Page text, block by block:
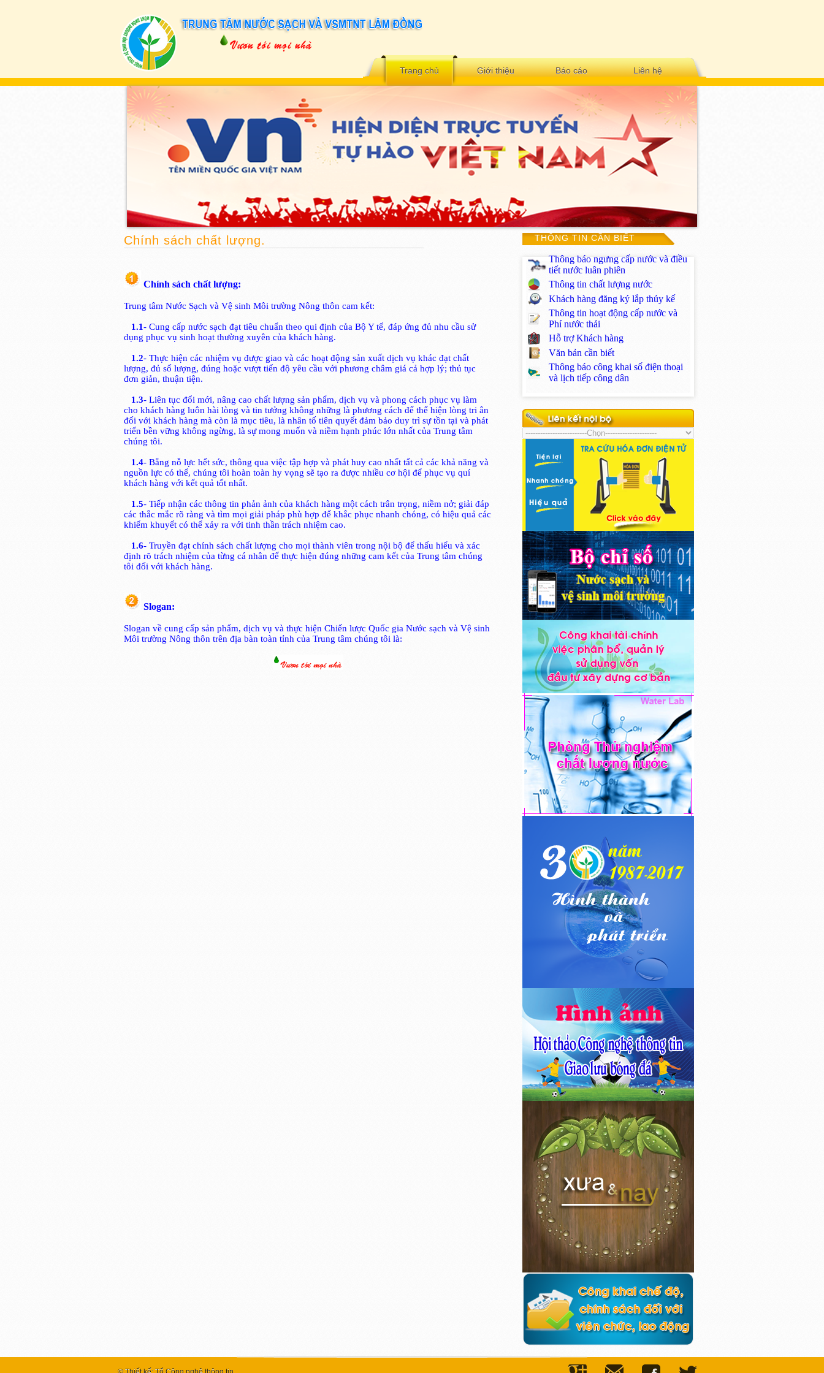
Trang chủ Giới thiệu Báo cáo Liên hệ
Chính sách chất lượng.
Chính sách chất lượng:
Trung tâm Nước Sạch và Vệ sinh Môi trường Nông thôn cam kết:
1.1- Cung cấp nước sạch đạt tiêu chuẩn theo qui định của Bộ Y tế, đáp ứng đủ nhu cầu sử
dụng phục vụ sinh hoạt thường xuyên của khách hàng.
1.2- Thực hiện các nhiệm vụ được giao và các hoạt động sản xuất dịch vụ khác đạt chất
lượng, đủ số lượng, đúng hoặc vượt tiến độ yêu cầu với phương châm giá cả hợp lý; thủ tục
đơn giản, thuận tiện.
1.3- Liên tục đổi mới, nâng cao chất lượng sản phẩm, dịch vụ và phong cách phục vụ làm
cho khách hàng luôn hài lòng và tin tưởng không những là phương cách để thể hiện lòng tri ân
đối với khách hàng mà còn là mục tiêu, là nhân tố tiên quyết đảm bảo duy trì sự tồn tại và phát
triển bền vững không ngừng, là sự mong muốn và niềm hạnh phúc lớn nhất của Trung tâm
chúng tôi.
1.4- Bằng nỗ lực hết sức, thông qua việc tập hợp và phát huy cao nhất tất cả các khả năng và
nguồn lực có thể, chúng tôi hoàn toàn hy vọng sẽ tạo ra được nhiều cơ hội để phục vụ quí
khách hàng với kết quả tốt nhất.
1.5- Tiếp nhận các thông tin phản ảnh của khách hàng một cách trân trọng, niềm nở; giải đáp
các thắc mắc rõ ràng và tìm mọi giải pháp phù hợp để khắc phục nhanh chóng, có hiệu quả các
khiếm khuyết có thể xảy ra với tinh thần trách nhiệm cao.
1.6- Truyền đạt chính sách chất lượng cho mọi thành viên trong nội bộ để thấu hiểu và xác
định rõ trách nhiệm của từng cá nhân để thực hiện đúng những cam kết của Trung tâm chúng
tôi đối với khách hàng.
Slogan:
Slogan về cung cấp sản phẩm, dịch vụ và thực hiện Chiến lược Quốc gia Nước sạch và Vệ sinh
Môi trường Nông thôn trên địa bàn toàn tỉnh của Trung tâm chúng tôi là:
THÔNG TIN CẦN BIẾT
Thông báo ngưng cấp nước và điều
tiết nước luân phiên
Thông tin chất lượng nước
Khách hàng đăng ký lắp thủy kế
Thông tin hoạt động cấp nước và
Phí nước thải
Hỗ trợ Khách hàng
Văn bản cần biết
Thông báo công khai số điện thoại
và lịch tiếp công dân